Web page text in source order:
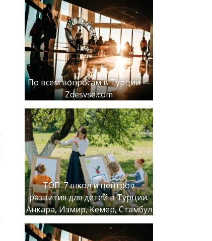
По всем вопросам в Турции —
Zdesvse.com
ТОП-7 школ и центров
развития для детей в Турции.
Анкара, Измир, Кемер, Стамбул